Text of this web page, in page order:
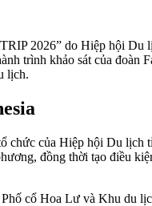
2026” do Hiệp hội Du
trình khảo sát của
lịch.
chức của Hiệp hội Du
đồng thời tạo điều
cổ Hoa Lư và Khu du